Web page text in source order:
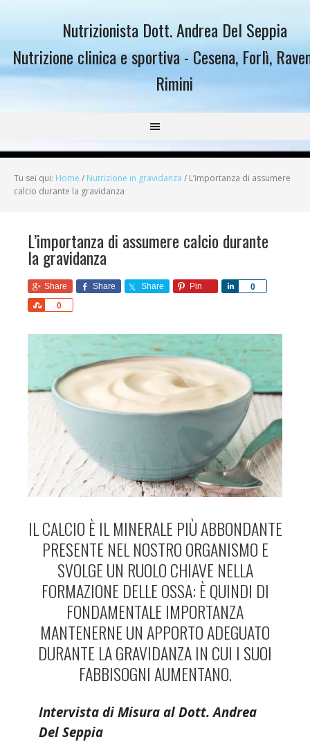
Nutrizionista Dott. Andrea Del Seppia
Nutrizione clinica e sportiva - Cesena, Forlì,
Rimini
Tu sei qui: Home / Nutrizione in gravidanza / L’importanza di assumere
calcio durante la gravidanza
L’importanza di assumere calcio durante
la gravidanza
Share Share Share Pin 0
Share
0
Share
IL CALCIO È IL MINERALE PIÙ ABBONDANTE
PRESENTE NEL NOSTRO ORGANISMO E
SVOLGE UN RUOLO CHIAVE NELLA
FORMAZIONE DELLE OSSA: È QUINDI DI
FONDAMENTALE IMPORTANZA
MANTENERNE UN APPORTO ADEGUATO
DURANTE LA GRAVIDANZA IN CUI I SUOI
FABBISOGNI AUMENTANO.
Intervista di Misura al Dott. Andrea
Del Seppia